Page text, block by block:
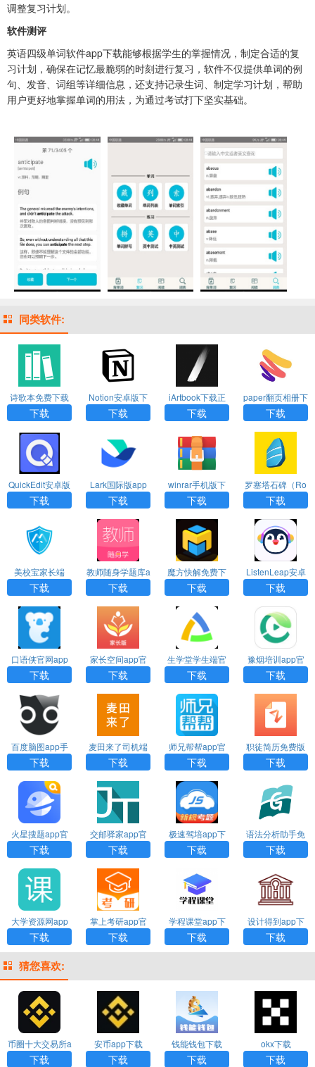
调整复习计划。
软件测评
英语四级单词软件app下载能够根据学生的掌握情况，制定合适的复
习计划，确保在记忆最脆弱的时刻进行复习，软件不仅提供单词的例
句、发音、词组等详细信息，还支持记录生词、制定学习计划，帮助
用户更好地掌握单词的用法，为通过考试打下坚实基础。
同类软件:
诗歌本免费下载
安装安卓手机版
下载
Notion安卓版下
载
下载
iArtbook下载正
版免费2024
下载
paper翻页相册下
载官方原版
下载
QuickEdit安卓版
下载
下载
Lark国际版app
下载
下载
winrar手机版下
载
下载
罗塞塔石碑（Ro
setta Stone）ap
p免费版
下载
美校宝家长端
下载
教师随身学题库a
pp下载
下载
魔方快解免费下
载
下载
ListenLeap安卓
版
下载
口语侠官网app
下载
下载
家长空间app官
方下载
下载
生学堂学生端官
方版下载
下载
豫烟培训app官
方下载
下载
百度脑图app手
机版下载
下载
麦田来了司机端
最新版下载
下载
师兄帮帮app官
方版
下载
职徒简历免费版
下载
火星搜题app官
方免费下载
下载
交邮驿家app官
方下载
下载
极速驾培app下
载安装最新版
下载
语法分析助手免
费版
下载
大学资源网app
下载最新版本
下载
掌上考研app官
网下载
下载
学程课堂app下
载安装最新版
下载
设计得到app下
载安装手机版
下载
猜您喜欢:
币圈十大交易所a
pp下载
下载
安币app下载
下载
钱能钱包下载
下载
okx下载
下载